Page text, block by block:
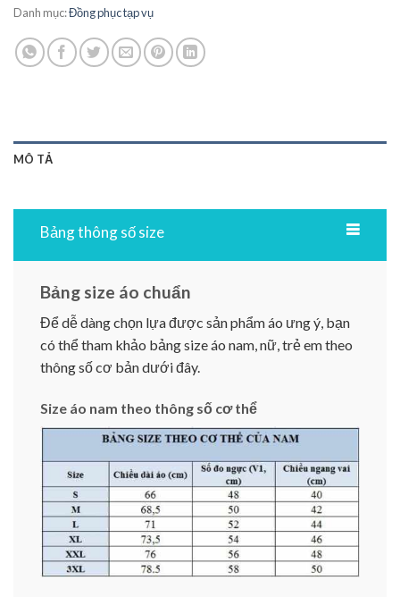
Danh mục:Đồng phục tạp vụ
MÔ TẢ
Bảng thông số size
Bảng size áo chuẩn
Để dễ dàng chọn lựa được sản phẩm áo ưng ý, bạn
có thể tham khảo bảng size áo nam, nữ, trẻ em theo
thông số cơ bản dưới đây.
Size áo nam theo thông số cơ thể